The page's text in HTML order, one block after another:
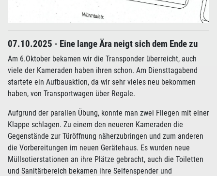
07.10.2025 - Eine lange Ära neigt sich dem Ende zu
Am 6.Oktober bekamen wir die Transponder überreicht, auch
viele der Kameraden haben ihren schon. Am Diensttagabend
startete ein Aufbauaktion, da wir sehr vieles neu bekommen
haben, von Transportwagen über Regale.
Aufgrund der parallen Übung, konnte man zwei Fliegen mit einer
Klappe schlagen. Zu einem den neueren Kameraden die
Gegenstände zur Türöffnung näherzubringen und zum anderen
die Vorbereitungen im neuen Gerätehaus. Es wurden neue
Müllsotierstationen an ihre Plätze gebracht, auch die Toiletten
und Sanitärbereich bekamen ihre Seifenspender und